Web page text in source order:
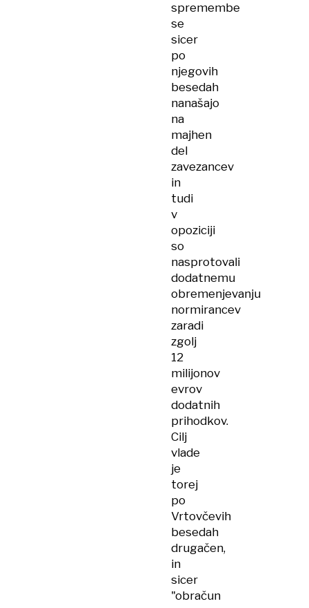
spremembe
se
sicer
po
njegovih
besedah
nanašajo
na
majhen
del
zavezancev
in
tudi
v
opoziciji
so
nasprotovali
dodatnemu
obremenjevanju
normirancev
zaradi
zgolj
12
milijonov
evrov
dodatnih
prihodkov.
Cilj
vlade
je
torej
po
Vrtovčevih
besedah
drugačen,
in
sicer
"obračun